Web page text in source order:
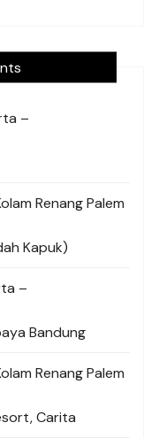
–
Renang Palem
Kapuk)
–
Bandung
Renang Palem
Carita